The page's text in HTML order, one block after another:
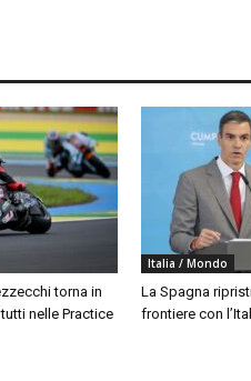
torna in
nelle Practice
Italia / Mondo
La Spagna
frontiere con